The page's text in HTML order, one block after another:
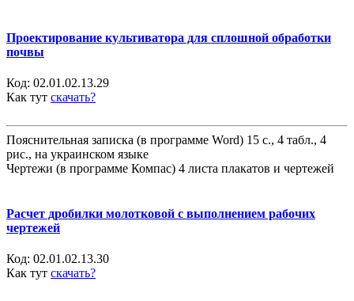
Проектирование культиватора для сплошной обработки
почвы
Код: 02.01.02.13.29
Как тут скачать?
Пояснительная записка (в программе Word) 15 с., 4 табл., 4
рис., на украинском языке
Чертежи (в программе Компас) 4 листа плакатов и чертежей
Расчет дробилки молотковой с выполнением рабочих
чертежей
Код: 02.01.02.13.30
Как тут скачать?